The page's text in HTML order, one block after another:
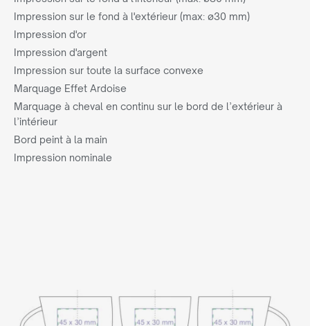
Impression sur le fond à l'extérieur (max: ø30 mm)
Impression d'or
Impression d'argent
Impression sur toute la surface convexe
Marquage Effet Ardoise
Marquage à cheval en continu sur le bord de l’extérieur à
l’intérieur
Bord peint à la main
Impression nominale